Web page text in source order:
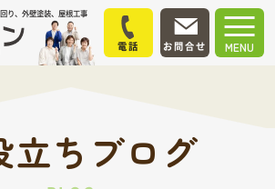
り、外壁塗装、屋根工事
MENU
電話 お問合せ
立ちブログ